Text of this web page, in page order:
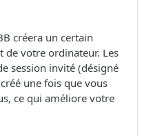
créera un certain
de votre ordinateur. Les
session invité (désigné
une fois que vous
ce qui améliore votre